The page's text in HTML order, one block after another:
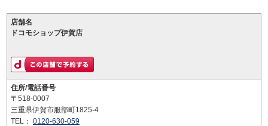
店舗名
ドコモショップ伊賀店
住所/電話番号
〒518-0007
三重県伊賀市服部町1825-4
TEL： 0120-630-059